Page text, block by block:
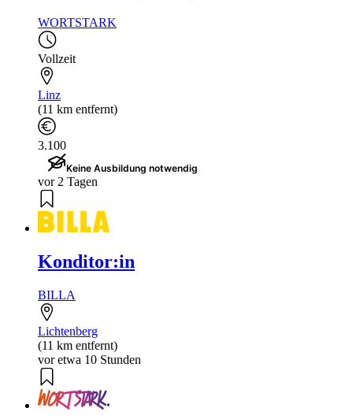
WORTSTARK
Vollzeit
Linz
(11 km entfernt)
3.100
Keine Ausbildung notwendig
vor 2 Tagen
Konditor:in
BILLA
Lichtenberg
(11 km entfernt)
vor etwa 10 Stunden